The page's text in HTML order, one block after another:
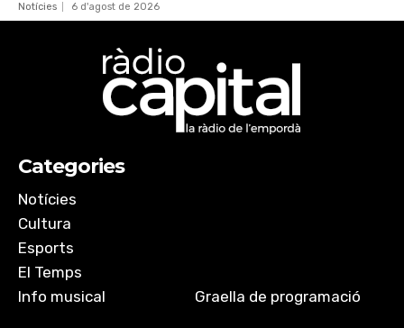
Notícies 6 d'agost de 2026
Categories
Notícies
Cultura
Esports
El Temps
Info musical
Graella de programació